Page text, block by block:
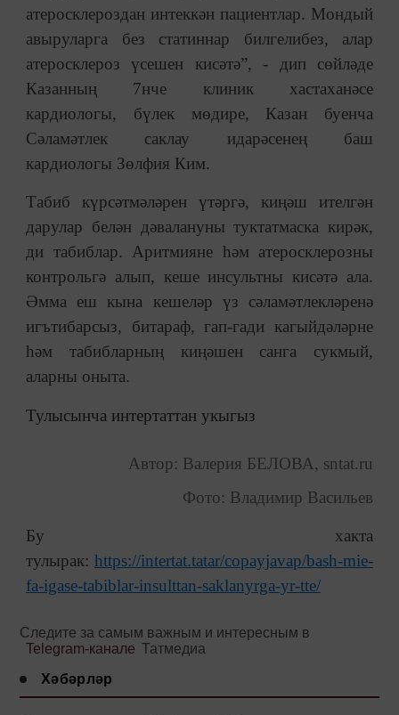
атеросклероздан интеккән пациентлар. Мондый
авыруларга без статиннар билгелибез, алар
атеросклероз үсешен кисәтә”, - дип сөйләде
Казанның 7нче клиник хастаханәсе
кардиологы, бүлек мөдире, Казан буенча
Сәламәтлек саклау идарәсенең баш
кардиологы Зөлфия Ким.
Табиб күрсәтмәләрен үтәргә, киңәш ителгән
дарулар белән дәвалануны туктатмаска кирәк,
ди табиблар. Аритмияне һәм атеросклерозны
контрольгә алып, кеше инсультны кисәтә ала.
Әмма еш кына кешеләр үз сәламәтлекләренә
игътибарсыз, битараф, гап-гади кагыйдәләрне
һәм табибларның киңәшен санга сукмый,
аларны оныта.
Тулысынча интертаттан укыгыз
Автор: Валерия БЕЛОВА, sntat.ru
Фото: Владимир Васильев
Бу хакта
тулырак: https://intertat.tatar/copayjavap/bash-mie-
fa-igase-tabiblar-insulttan-saklanyrga-yr-tte/
Следите за самым важным и интересным в
Telegram-канале Татмедиа
Хәбәрләр